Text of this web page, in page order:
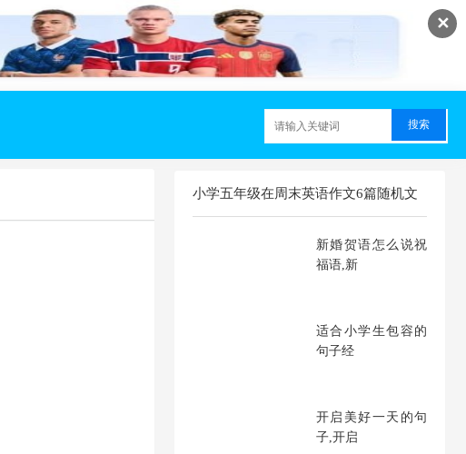
✕
小学五年级在周末英语作文6篇随机文
新婚贺语怎么说祝
福语,新
适合小学生包容的
句子经
开启美好一天的句
子,开启